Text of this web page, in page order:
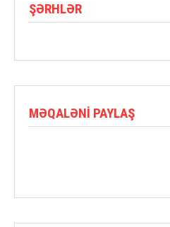
ŞƏRHLƏR
MƏQALƏNI PAYLAŞ